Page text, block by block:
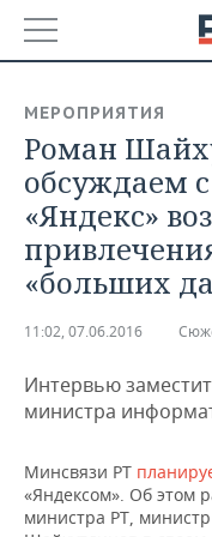
БАШКОРТОСТАН
ТАТАРСТАН
УДМУРТИЯ
НОВОСТИ
АНАЛИТИКА
НОВОСТИ
ДЕКЛАРАЦИИ О
ВУЗЫ ТАТАРСТАНА
КОМУ
ТОРГОВЫЕ
ТАТАРСТАНА
ЭКОНОМИКА
НОВОСТИ
БАНКИ
БЮДЖЕТ
ИНВЕСТИЦИИ
НОВОСТИ
АВТО
НОВОСТИ АВТО
БИЗНЕС
НОВОСТИ БИЗНЕСА
ТЕХНОЛОГИИ
МЕРОПРИЯТИЯ
Роман
обсуждаем
«Яндекс»
«больших
11:02, 07.06.2016
Интервью
министра
Минсвязи РТ
«Яндексом». Об этом
министра РТ,